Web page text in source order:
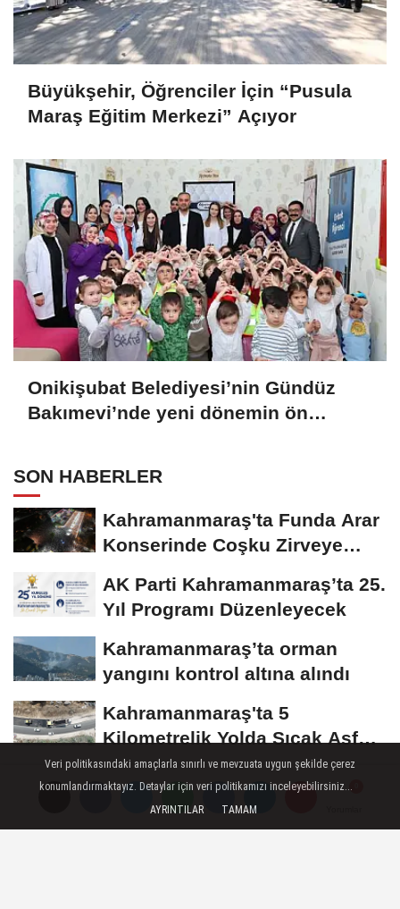
Büyükşehir, Öğrenciler İçin “Pusula
Maraş Eğitim Merkezi” Açıyor
Onikişubat Belediyesi’nin Gündüz
Bakımevi’nde yeni dönemin ön
SON HABERLER
Kahramanmaraş'ta Funda Arar
Konserinde Coşku Zirveye
AK Parti Kahramanmaraş’ta 25.
Yıl Programı Düzenleyecek
Kahramanmaraş’ta orman
yangını kontrol altına alındı
Kahramanmaraş'ta 5
Kilometrelik Yolda Sıcak Asfalt
Çalışması Başladı
Geleneksel Ağustos Fuarı
Pazar Günü Eğlence Dolu İki
Programla Devam...
Veri politikasındaki amaçlarla sınırlı ve mevzuata uygun şekilde çerez
konumlandırmaktayız. Detaylar için veri politikamızı inceleyebilirsiniz...
AYRINTILAR
TAMAM